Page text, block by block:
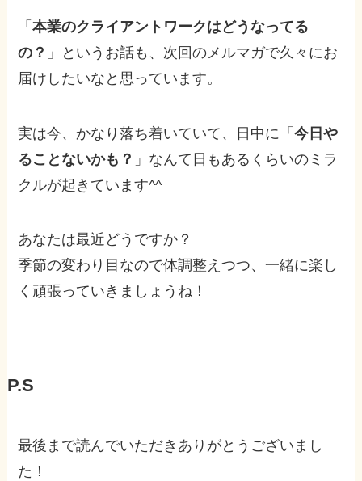
「本業のクライアントワークはどうなってる
の？ 」というお話も、次回のメルマガで久々にお
届けしたいなと思っています。
実は今、かなり落ち着いていて、日中に「今日や
ることないかも？ 」なんて日もあるくらいのミラ
クルが起きています^^
あなたは最近どうですか？
季節の変わり目なので体調整えつつ、一緒に楽し
く頑張っていきましょうね！
P.S
最後まで読んでいただきありがとうございまし
た！